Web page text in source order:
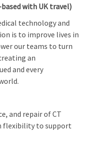
with UK travel)
technology and
is to improve lives in
our teams to turn
an
and every
and repair of CT
flexibility to support